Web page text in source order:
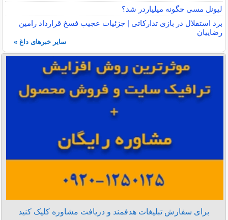
لیونل مسی چگونه میلیاردر شد؟
برد استقلال در بازی تدارکاتی | جزئیات عجیب فسخ قرارداد رامین
رضاییان
سایر خبرهای داغ »
برای سفارش تبلیغات هدفمند و دریافت مشاوره کلیک کنید